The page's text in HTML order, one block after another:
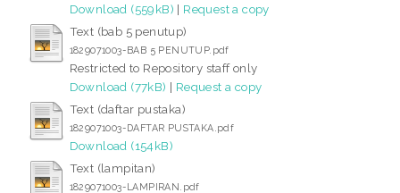
Download (559kB) | Request a copy
Text (bab 5 penutup)
1829071003-BAB 5 PENUTUP.pdf
Restricted to Repository staff only
Download (77kB) | Request a copy
Text (daftar pustaka)
1829071003-DAFTAR PUSTAKA.pdf
Download (154kB)
Text (lampitan)
1829071003-LAMPIRAN.pdf